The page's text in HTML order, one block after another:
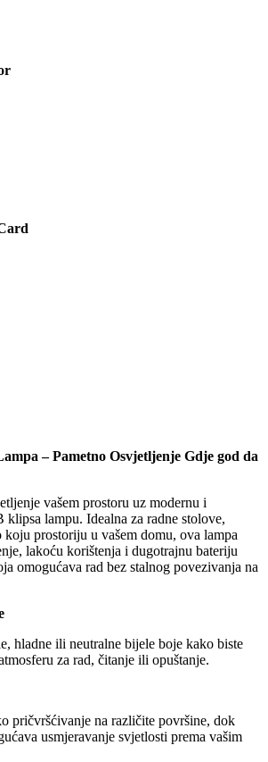
– Pametno Osvjetljenje Gdje god da
vašem prostoru uz modernu i
lampu. Idealna za radne stolove,
prostoriju u vašem domu, ova lampa
lakoću korištenja i dugotrajnu bateriju
omogućava rad bez stalnog povezivanja na
hladne ili neutralne bijele boje kako biste
za rad, čitanje ili opuštanje.
pričvršćivanje na različite površine, dok
usmjeravanje svjetlosti prema vašim